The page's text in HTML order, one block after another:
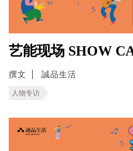
艺能现场 SHOW
撰文 誠品生活
人物专访